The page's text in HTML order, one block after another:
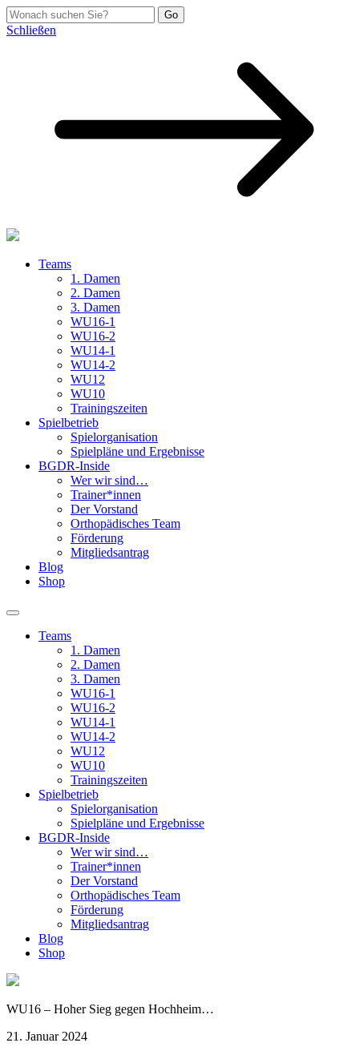
Schließen
Teams
1. Damen
2. Damen
3. Damen
WU16-1
WU16-2
WU14-1
WU14-2
WU12
WU10
Trainingszeiten
Spielbetrieb
Spielorganisation
Spielpläne und Ergebnisse
BGDR-Inside
Wer wir sind…
Trainer*innen
Der Vorstand
Orthopädisches Team
Förderung
Mitgliedsantrag
Blog
Shop
Teams
1. Damen
2. Damen
3. Damen
WU16-1
WU16-2
WU14-1
WU14-2
WU12
WU10
Trainingszeiten
Spielbetrieb
Spielorganisation
Spielpläne und Ergebnisse
BGDR-Inside
Wer wir sind…
Trainer*innen
Der Vorstand
Orthopädisches Team
Förderung
Mitgliedsantrag
Blog
Shop
WU16 – Hoher Sieg gegen Hochheim…
21. Januar 2024